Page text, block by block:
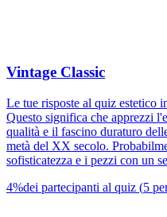
Vintage Classic
Le tue risposte al quiz estetico
Questo significa che apprezzi
qualità e il fascino duraturo
metà del XX secolo.
sofisticatezza e i pezzi con un
4%dei partecipanti al quiz (5